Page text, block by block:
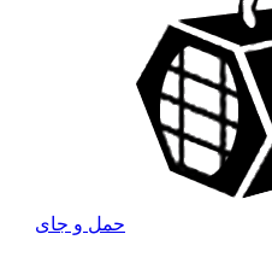
حمل و جای